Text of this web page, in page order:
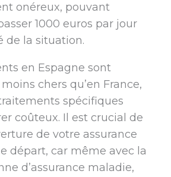
onéreux, pouvant
1000 euros par jour
de la situation.
en Espagne sont
chers qu’en France,
spécifiques
coûteux. Il est crucial de
de votre assurance
départ, car même avec la
d’assurance maladie,